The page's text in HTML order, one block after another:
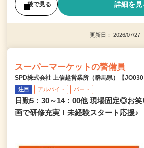
後で見る 詳細を見
更新日： 2026/07/
スーパーマーケットの警備員
SPD株式会社 上信越営業所（群馬県）【JO030
注目 アルバイト パート
日勤5：30～14：00他 現場固定◎お
画で研修充実！未経験スタート応援♪